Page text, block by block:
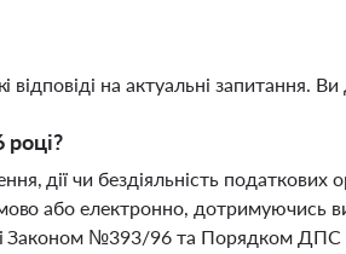
на актуальні запитання. Ви
році?
дії чи бездіяльність податкових
або електронно, дотримуючись
Законом №393/96 та Порядком